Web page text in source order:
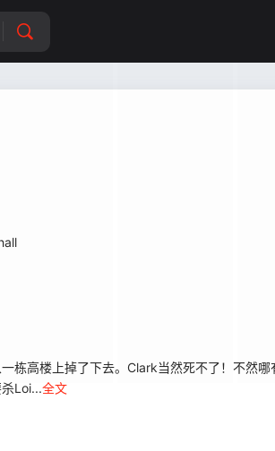
高楼上掉了下去。Clark当然死不了！不然哪
Loi...全文